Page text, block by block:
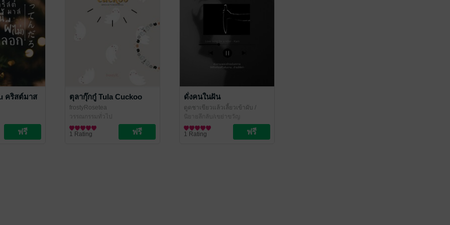
คริสต์มาส ตุลากุ๊กกู๋ Tula Cuckoo
frostyRosetea
วรรณกรรมทั่วไป
1 Rating
ดั่งคนในฝัน
ดูดชาเขียวแล้วเลี้ยวเข้าผับ /
frostyRosetea
นิยายลึกลับ/เขย่าขวัญ
1 Rating